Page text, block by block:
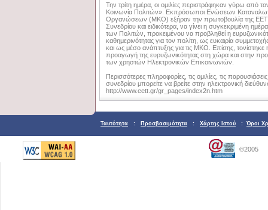
Την τρίτη ημέρα, οι ομιλίες περιστράφηκαν γύρω από
Κοινωνία Πολιτών». Εκπρόσωποι Ενώσεων
Οργανώσεων (ΜΚΟ) εξήραν την πρωτοβουλία της
Συνεδρίου και ειδικότερα, να γίνει η συγκεκριμένη
των Πολιτών, προκειμένου να προβληθεί η
καθημερινότητας για τον πολίτη, ως ευκαιρία
και ως μέσο ανάπτυξης για τις ΜΚΟ. Επίσης,
προαγωγή της ευρυζωνικότητας στη χώρα και στην
των χρηστών Ηλεκτρονικών Επικοινωνιών.
Περισσότερες πληροφορίες, τις ομιλίες, τις
συνεδρίου μπορείτε να βρείτε στην ηλεκτρονική
http://www.eett.gr/gr_pages/index2n.htm
Ταυτότητα : Προσβασιμότητα : Χάρτης Ιστού : Όροι
©2005